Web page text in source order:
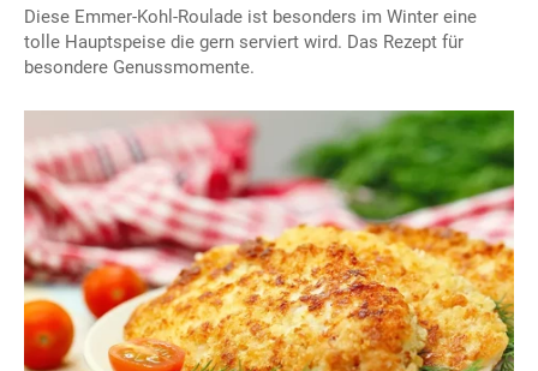
Diese Emmer-Kohl-Roulade ist besonders im Winter eine
tolle Hauptspeise die gern serviert wird. Das Rezept für
besondere Genussmomente.